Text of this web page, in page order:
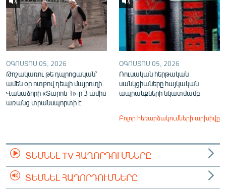
ՕԳՈՍՏՈՍ 05, 2026
Թոշակառու թե դպրոցական՝
ամեն օր ոտքով դեպի մայրուղի.
Վանաձորի «Տարոն 1»-ը 3 ամիս
առանց տրանսպորտի է
ՕԳՈՍՏՈՍ 05, 2026
Ռուսական հերթական
սանկցիաները հայկական
ապրանքների նկատմամբ
Բոլոր հեռարձակումների արխիվը
ՏԵՍՆԵԼ TV ՀԱՂՈՐԴՈՒՄՆԵՐԸ
ՏԵՍՆԵԼ ՀԱՂՈՐԴՈՒՄՆԵՐԸ